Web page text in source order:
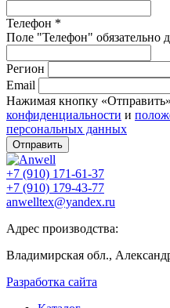
Телефон *
Поле "Телефон" обязательно
Регион
Email
Нажимая кнопку
конфиденциальности и
персональных данных
Отправить
+7 (910) 171-61-37
+7 (910) 179-43-77
anwelltex@yandex.ru
Адрес производства:
Владимирская обл.,
Разработка сайта